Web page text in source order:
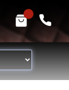
h m